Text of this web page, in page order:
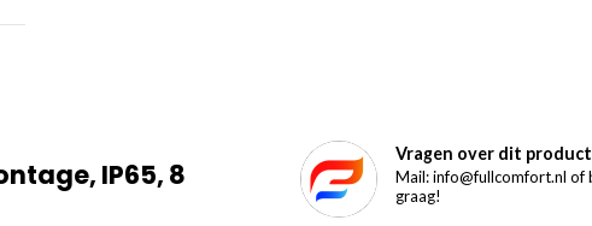
IP65, 8
Vragen over dit
Mail:info@fullcomfort.nl of
graag!